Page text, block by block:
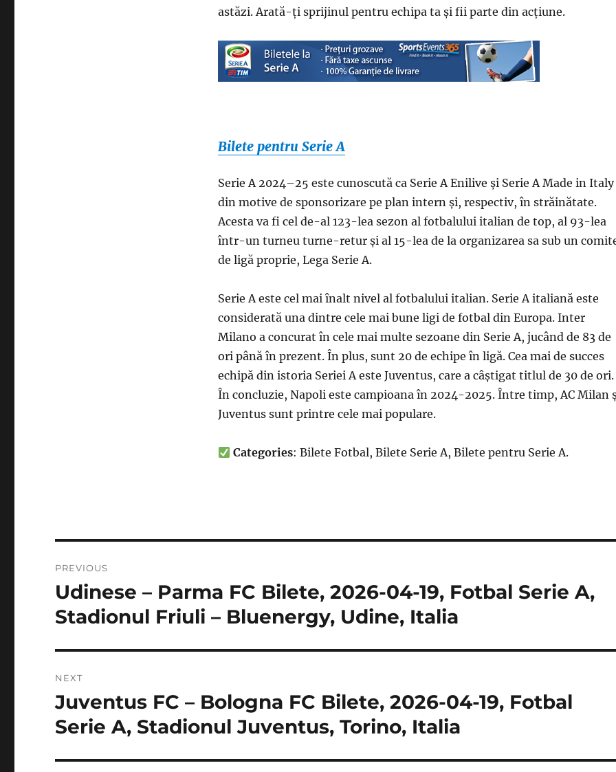
astăzi. Arată-ți sprijinul pentru echipa ta și fii parte din acțiune.
Bilete pentru Serie A
Serie A 2024–25 este cunoscută ca Serie A Enilive și Serie A Made in Italy
din motive de sponsorizare pe plan intern și, respectiv, în străinătate.
Acesta va fi cel de-al 123-lea sezon al fotbalului italian de top, al 93-lea
într-un turneu turne-retur și al 15-lea de la organizarea sa sub un
de ligă proprie, Lega Serie A.
Serie A este cel mai înalt nivel al fotbalului italian. Serie A italiană este
considerată una dintre cele mai bune ligi de fotbal din Europa. Inter
Milano a concurat în cele mai multe sezoane din Serie A, jucând de 83 de
ori până în prezent. În plus, sunt 20 de echipe în ligă. Cea mai de succes
echipă din istoria Seriei A este Juventus, care a câștigat titlul de 30 de ori.
În concluzie, Napoli este campioana în 2024-2025. Între timp, AC Milan
Juventus sunt printre cele mai populare.
Categories: Bilete Fotbal, Bilete Serie A, Bilete pentru Serie A.
navigation
PREVIOUS
Previous
post:
Udinese – Parma FC Bilete, 2026-04-19, Fotbal Serie A,
Stadionul Friuli – Bluenergy, Udine, Italia
NEXT
Next
post:
Juventus FC – Bologna FC Bilete, 2026-04-19, Fotbal
Serie A, Stadionul Juventus, Torino, Italia